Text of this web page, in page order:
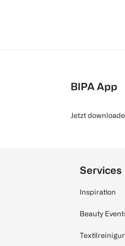
BIPA App
Jetzt
Services
Inspiration
Beauty